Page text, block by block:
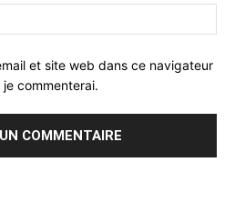
et site web dans ce navigateur
commenterai.